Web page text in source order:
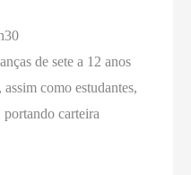
de sete a 12 anos
como estudantes,
portando carteira